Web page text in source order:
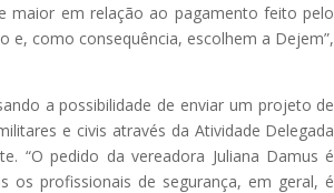
maior em relação ao pagamento feito pelo
e, como consequência, escolhem a Dejem”,
a possibilidade de enviar um projeto de
e civis através da Atividade Delegada
“O pedido da vereadora Juliana Damus é
profissionais de segurança, em geral, é